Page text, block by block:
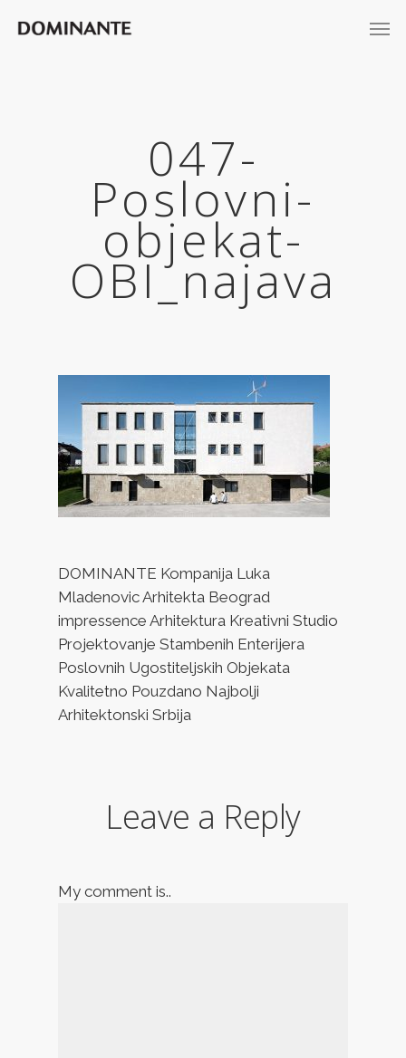
047-
Poslovni-
objekat-
OBI_najava
DOMINANTE Kompanija Luka
Mladenovic Arhitekta Beograd
impressence Arhitektura Kreativni Studio
Projektovanje Stambenih Enterijera
Poslovnih Ugostiteljskih Objekata
Kvalitetno Pouzdano Najbolji
Arhitektonski Srbija
Leave a Reply
My comment is..